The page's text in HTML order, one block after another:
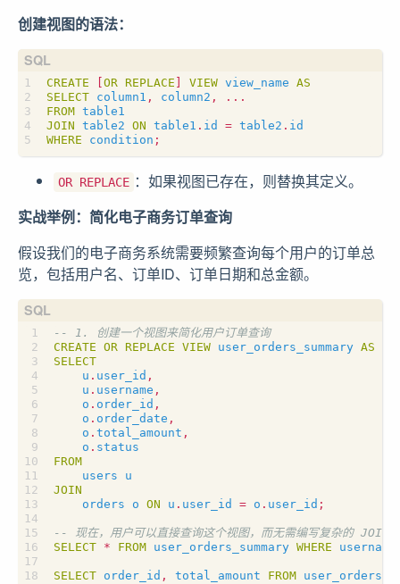
创建视图的语法：
CREATE OR REPLACE VIEW view_name AS
SELECT column1 , column2 ,
...
FROM table1
JOIN table2 ON table1 . id = table2 . id
WHERE
condition ;
OR REPLACE ：如果视图已存在，则替换其定义。
实战举例：简化电子商务订单查询
假设我们的电子商务系统需要频繁查询每个用户的订单总
览，包括用户名、订单ID、订单日期和总金额。
CREATE OR REPLACE VIEW user_orders_summary AS
SELECT
u . user_id ,
u . username ,
o . order_id ,
o . order_date ,
o . total_amount ,
o . status
FROM
users
u
JOIN
orders
o ON u . user_id = o . user_id ;
SELECT * FROM user_orders_summary WHERE username
SELECT order_id , total_amount FROM